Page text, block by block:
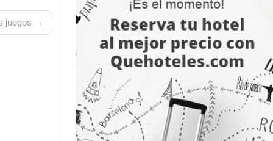
juegos →